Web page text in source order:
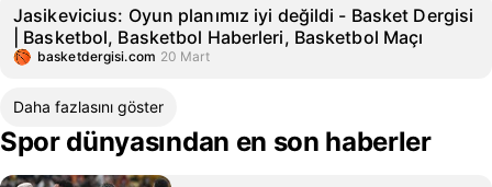
Jasikevicius: Oyun planımız iyi değildi - Basket Dergisi
| Basketbol, Basketbol Haberleri, Basketbol Maçı
basketdergisi.com 20 Mart
Daha fazlasını göster
Spor dünyasından en son haberler